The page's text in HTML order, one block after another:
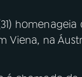
Viena, na